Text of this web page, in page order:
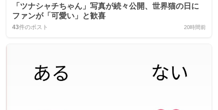
「ツナシャチちゃん」写真が続々公開、世界猫の日に
ファンが「可愛い」と歓喜
43件のポスト 20時間前